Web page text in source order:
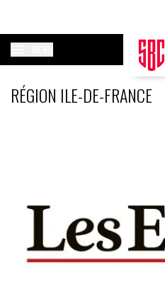
RÉGION ILE-DE-FRANCE